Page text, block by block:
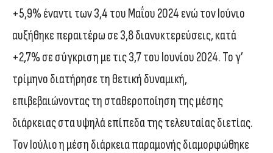
+5,9% έναντι των 3,4 του Μαΐου 2024 ενώ τον Ιούνιο
αυξήθηκε περαιτέρω σε 3,8 διανυκτερεύσεις, κατά
+2,7% σε σύγκριση με τις 3,7 του Ιουνίου 2024. Το γ’
τρίμηνο διατήρησε τη θετική δυναμική,
επιβεβαιώνοντας τη σταθεροποίηση της μέσης
διάρκειας στα υψηλά επίπεδα της τελευταίας διετίας.
Τον Ιούλιο η μέση διάρκεια παραμονής διαμορφώθηκε